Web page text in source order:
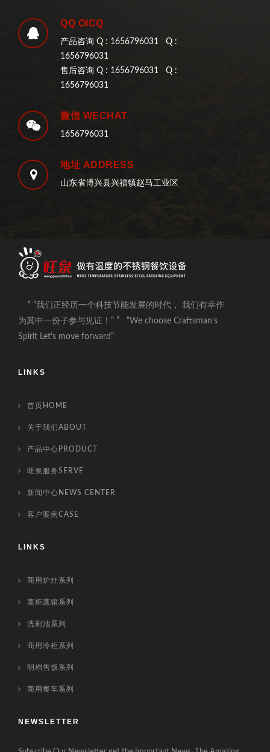
QQ OICQ
产品咨询 Q : 1656796031 Q :
1656796031
售后咨询 Q : 1656796031 Q :
1656796031
微信 WECHAT
1656796031
地址 ADDRESS
山东省博兴县兴福镇赵马工业区
“ “我们正经历一个科技节能发展的时代， 我们有幸作
为其中一份子参与见证！” ” “We choose Craftsman's
Spirit Let's move forward”
LINKS
首页HOME
关于我们ABOUT
产品中心PRODUCT
旺泉服务SERVE
新闻中心NEWS CENTER
客户案例CASE
LINKS
商用炉灶系列
蒸柜蒸箱系列
洗刷池系列
商用冷柜系列
明档售饭系列
商用餐车系列
NEWSLETTER